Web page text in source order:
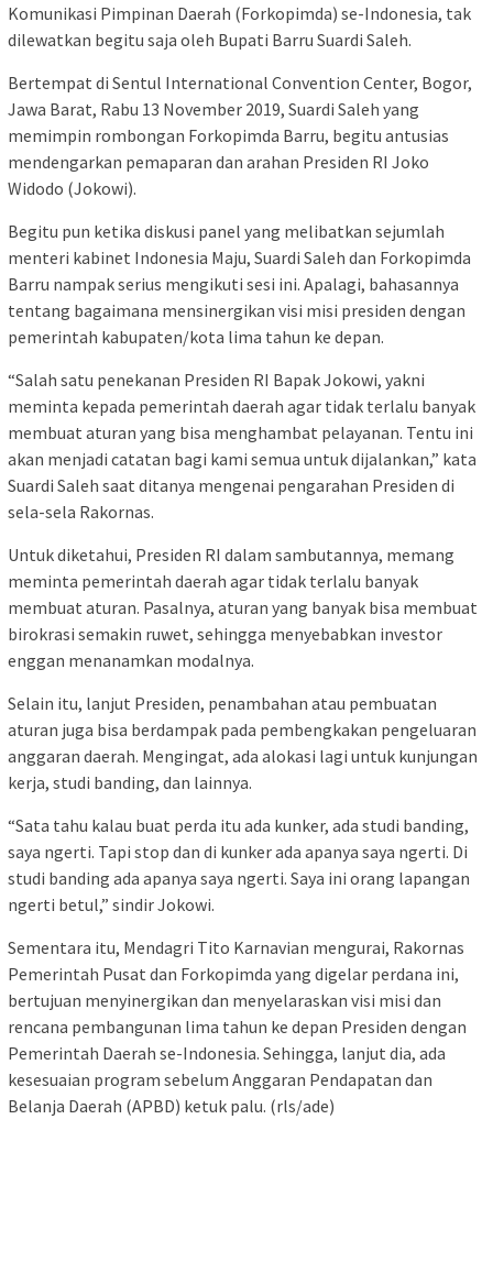
Komunikasi Pimpinan Daerah (Forkopimda) se-Indonesia, tak
dilewatkan begitu saja oleh Bupati Barru Suardi Saleh.
Bertempat di Sentul International Convention Center, Bogor,
Jawa Barat, Rabu 13 November 2019, Suardi Saleh yang
memimpin rombongan Forkopimda Barru, begitu antusias
mendengarkan pemaparan dan arahan Presiden RI Joko
Widodo (Jokowi).
Begitu pun ketika diskusi panel yang melibatkan sejumlah
menteri kabinet Indonesia Maju, Suardi Saleh dan Forkopimda
Barru nampak serius mengikuti sesi ini. Apalagi, bahasannya
tentang bagaimana mensinergikan visi misi presiden dengan
pemerintah kabupaten/kota lima tahun ke depan.
“Salah satu penekanan Presiden RI Bapak Jokowi, yakni
meminta kepada pemerintah daerah agar tidak terlalu banyak
membuat aturan yang bisa menghambat pelayanan. Tentu ini
akan menjadi catatan bagi kami semua untuk dijalankan,” kata
Suardi Saleh saat ditanya mengenai pengarahan Presiden di
sela-sela Rakornas.
Untuk diketahui, Presiden RI dalam sambutannya, memang
meminta pemerintah daerah agar tidak terlalu banyak
membuat aturan. Pasalnya, aturan yang banyak bisa membuat
birokrasi semakin ruwet, sehingga menyebabkan investor
enggan menanamkan modalnya.
Selain itu, lanjut Presiden, penambahan atau pembuatan
aturan juga bisa berdampak pada pembengkakan pengeluaran
anggaran daerah. Mengingat, ada alokasi lagi untuk kunjungan
kerja, studi banding, dan lainnya.
“Sata tahu kalau buat perda itu ada kunker, ada studi banding,
saya ngerti. Tapi stop dan di kunker ada apanya saya ngerti. Di
studi banding ada apanya saya ngerti. Saya ini orang lapangan
ngerti betul,” sindir Jokowi.
Sementara itu, Mendagri Tito Karnavian mengurai, Rakornas
Pemerintah Pusat dan Forkopimda yang digelar perdana ini,
bertujuan menyinergikan dan menyelaraskan visi misi dan
rencana pembangunan lima tahun ke depan Presiden dengan
Pemerintah Daerah se-Indonesia. Sehingga, lanjut dia, ada
kesesuaian program sebelum Anggaran Pendapatan dan
Belanja Daerah (APBD) ketuk palu. (rls/ade)